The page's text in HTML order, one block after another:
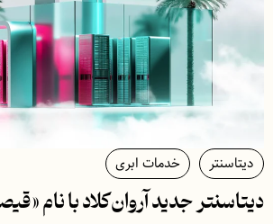
دیتاسنتر خدمات ابری
دیتاسنتر جدید آروان‌کلاد با نام